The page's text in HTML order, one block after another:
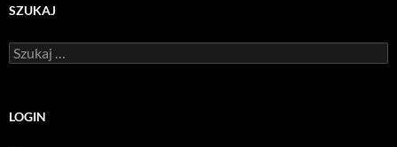
SZUKAJ
Szukaj:
LOGIN